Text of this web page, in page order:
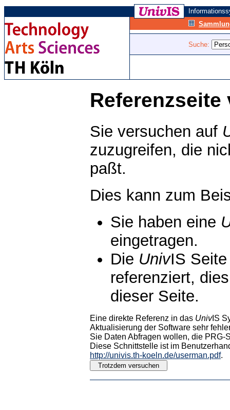
Suche:
Referenzseite
Sie versuchen auf
zuzugreifen, die
paßt.
Dies kann zum
Sie haben eine
eingetragen.
Die UnivIS
referenziert,
dieser Seite.
Eine direkte Referenz in das UnivIS
Aktualisierung der Software sehr
Sie Daten Abfragen wollen, die PRG-
Diese Schnittstelle ist im
http://univis.th-koeln.de/userman.pdf.